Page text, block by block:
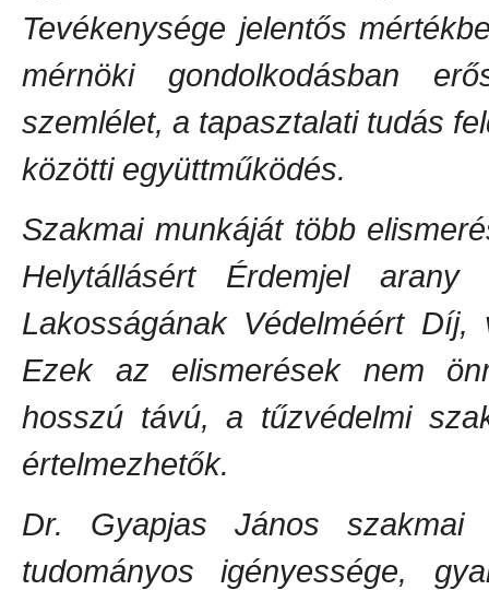
Tevékenysége jelentős
mérnöki gondolkodásban
szemlélet, a tapasztalati tudás
közötti együttműködés.
Szakmai munkáját több
Helytállásért Érdemjel
Lakosságának Védelméért
Ezek az elismerések nem
hosszú távú, a tűzvédelmi
értelmezhetők.
Dr. Gyapjas János szakmai
tudományos igényessége,